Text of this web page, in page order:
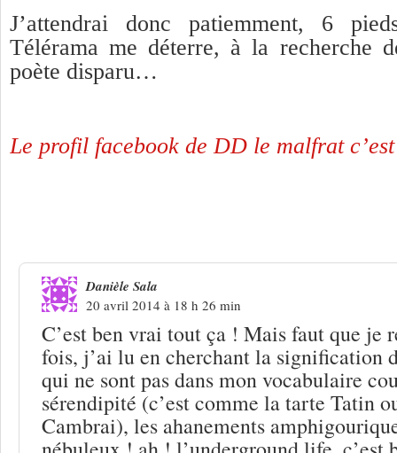
J’attendrai donc patiemment, 6
Télérama me déterre, à la recherche
poète disparu…
Le profil facebook de DD le malfrat
Danièle Sala
20 avril 2014 à 18 h 26 min
C’est ben vrai tout ça ! Mais faut que je
fois, j’ai lu en cherchant la signification
qui ne sont pas dans mon vocabulaire
sérendipité (c’est comme la tarte Tatin
Cambrai), les ahanements